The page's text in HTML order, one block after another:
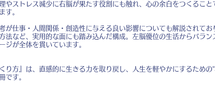
やストレス減少に右脳が果たす役割にも触れ、心の余白をつくること
す。
が仕事・人間関係・創造性に与える良い影響についても解説されて
法など、実用的な面にも踏み込んだ構成。左脳優位の生活からバラ
ジが全体を貫いています。
り方』は、直感的に生きる力を取り戻し、人生を軽やかにするため
です。